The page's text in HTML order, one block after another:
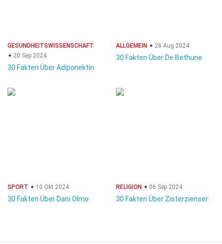
GESUNDHEITSWISSENSCHAFT
20 Sep 2024
30 Fakten Über Adiponektin
ALLGEMEIN 26 Aug 2024
30 Fakten Über De Bethune
SPORT 10 Okt 2024
30 Fakten Über Dani Olmo
RELIGION 06 Sep 2024
30 Fakten Über Zisterzienser